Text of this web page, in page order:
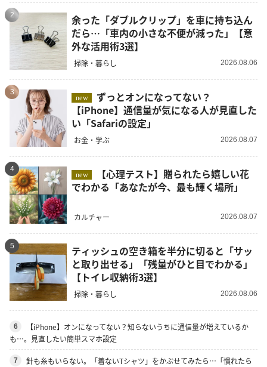
2
余った「ダブルクリップ」を車に持ち込ん
だら…「車内の小さな不便が減った」【意
外な活用術3選】
掃除・暮らし 2026.08.06
3
new
【iPhone】通信量が気になる人が見直した
い「Safariの設定」
お金・学ぶ 2026.08.07
4
new
でわかる「あなたが今、最も輝く場所」
カルチャー 2026.08.07
5
ティッシュの空き箱を半分に切ると「サッ
と取り出せる」「残量がひと目でわかる」
【トイレ収納術3選】
掃除・暮らし 2026.08.06
6
【iPhone】オンになってない？知らないうちに通信量が増えているか
も…。見直したい簡単スマホ設定
7
針も糸もいらない。「着ないTシャツ」をかぶせてみたら…「慣れたら